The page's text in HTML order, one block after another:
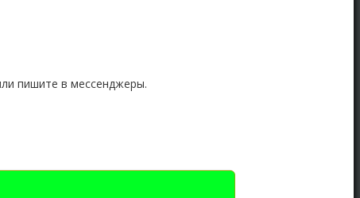
пишите в мессенджеры.